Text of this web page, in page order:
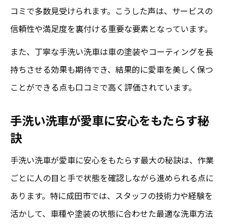
コミで多数見受けられます。こうした声は、サービスの
信頼性や満足度を裏付ける重要な要素となっています。
また、丁寧な手洗い洗車は車の塗装やコーティングを長
持ちさせる効果も期待でき、結果的に愛車を美しく保つ
ことができる点も口コミで高く評価されています。
手洗い洗車が愛車に安心をもたらす秘
訣
手洗い洗車が愛車に安心をもたらす最大の秘訣は、作業
ごとに人の目と手で状態を確認しながら進められる点に
あります。特に成田市では、スタッフの技術力や経験を
活かして、車種や塗装の状態に合わせた最適な洗車方法